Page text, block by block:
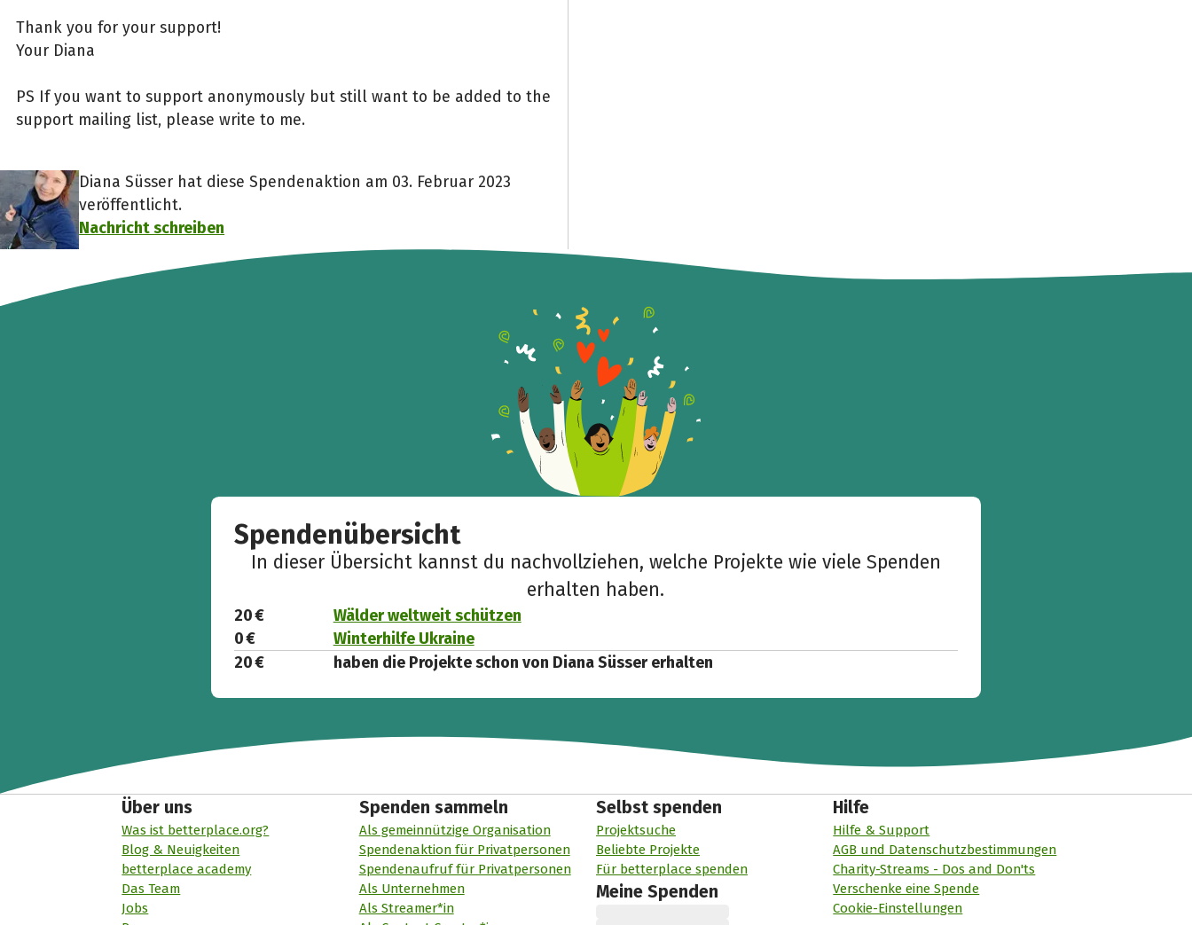
Thank you for your support!
Your Diana
PS If you want to support anonymously but still want to be added to the
support mailing list, please write to me.
Diana Süsser hat diese Spendenaktion am 03. Februar 2023
veröffentlicht.
Nachricht schreiben
Spendenübersicht
In dieser Übersicht kannst du nachvollziehen, welche Projekte wie viele Spenden
erhalten haben.
20 €
Wälder weltweit schützen
0 €
Winterhilfe Ukraine
20 €
haben die Projekte schon von Diana Süsser erhalten
Über uns
Was ist betterplace.org?
Blog & Neuigkeiten
betterplace academy
Das Team
Jobs
Spenden sammeln
Als gemeinnützige Organisation
Spendenaktion für Privatpersonen
Spendenaufruf für Privatpersonen
Als Unternehmen
Als Streamer*in
Selbst spenden
Projektsuche
Beliebte Projekte
Für betterplace spenden
Meine Spenden
Hilfe
Hilfe & Support
AGB und Datenschutzbestimmungen
Charity-Streams - Dos and Don'ts
Verschenke eine Spende
Cookie-Einstellungen